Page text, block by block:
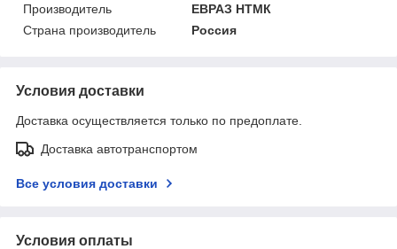
Производитель
ЕВРАЗ НТМК
Страна производитель
Россия
Условия доставки
Доставка осуществляется только по предоплате.
Доставка автотранспортом
Все условия доставки
Условия оплаты